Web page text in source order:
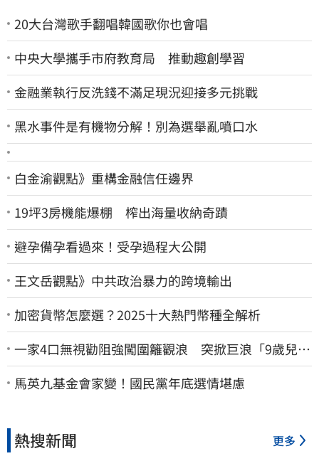
20大台灣歌手翻唱韓國歌你也會唱
中央大學攜手市府教育局 推動趣創學習
金融業執行反洗錢不滿足現況迎接多元挑戰
黑水事件是有機物分解！別為選舉亂噴口水
白金渝觀點》重構金融信任邊界
19坪3房機能爆棚 榨出海量收納奇蹟
避孕備孕看過來！受孕過程大公開
王文岳觀點》中共政治暴力的跨境輸出
加密貨幣怎麼選？2025十大熱門幣種全解析
一家4口無視勸阻強闖圍籬觀浪 突掀巨浪「9歲兒當
場遭捲入海」
馬英九基金會家變！國民黨年底選情堪慮
熱搜新聞 更多